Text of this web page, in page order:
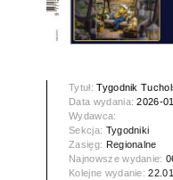
Tytuł:Tygodnik
Data wydania:2026-
Wydawca:
Sekcja: Tygodniki
Zasięg: Regionalne
Najnowsze wydanie:
Kolejne wydanie: